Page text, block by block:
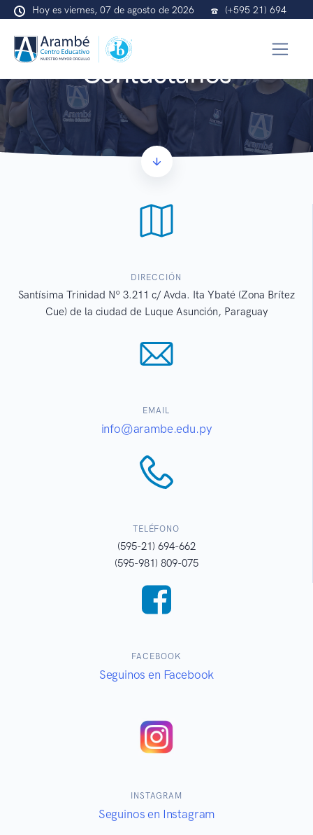
Hoy es viernes, 07 de agosto de 2026
(+595 21) 694
Contáctanos
DIRECCIÓN
Santísima Trinidad Nº 3.211 c/ Avda. Ita Ybaté (Zona Brítez
Cue) de la ciudad de Luque Asunción, Paraguay
EMAIL
info@arambe.edu.py
TELÉFONO
(595-21) 694-662
(595-981) 809-075
FACEBOOK
Seguinos en Facebook
INSTAGRAM
Seguinos en Instagram